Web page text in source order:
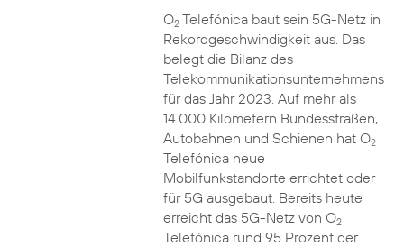
O2Telefónica baut sein 5G-Netz in
Rekordgeschwindigkeit aus. Das
belegt die Bilanz des
Telekommunikationsunternehmens
für das Jahr 2023. Auf mehr als
14.000 Kilometern Bundesstraßen,
Autobahnen und Schienen hat O2
Telefónica neue
Mobilfunkstandorte errichtet oder
für 5G ausgebaut. Bereits heute
erreicht das 5G-Netz von O2
Telefónica rund 95 Prozent der